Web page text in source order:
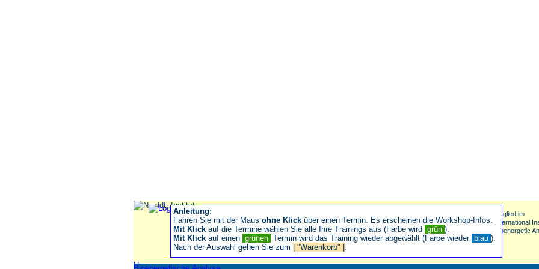
Mitglied im
International
Bioenergetic
Home
Anleitung:
Fahren Sie mit der Maus ohne Klick über einen Termin. Es erscheinen die Workshop-Infos.
Mit Klick auf die Termine wählen Sie alle Ihre Trainings aus (Farbe wird grün ).
Mit Klick auf einen grünen Termin wird das Training wieder abgewählt (Farbe wieder blau ).
Nach der Auswahl gehen Sie zum | "Warenkorb" |